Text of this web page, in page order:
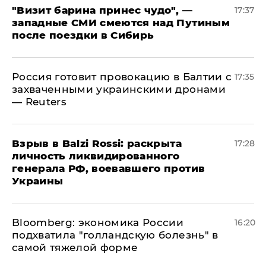
"Визит барина принес чудо", —
западные СМИ смеются над Путиным
после поездки в Сибирь
17:37
​Россия готовит провокацию в Балтии с
захваченными украинскими дронами
— Reuters
17:35
​Взрыв в Balzi Rossi: раскрыта
личность ликвидированного
генерала РФ, воевавшего против
Украины
17:28
Bloomberg: экономика России
подхватила "голландскую болезнь" в
самой тяжелой форме
16:20